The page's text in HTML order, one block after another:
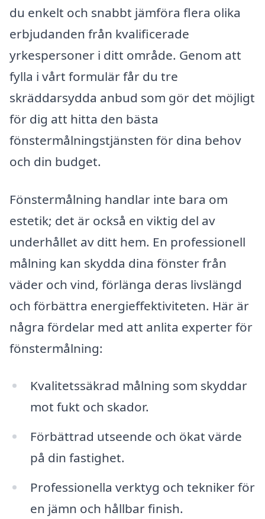
du enkelt och snabbt jämföra flera olika
erbjudanden från kvalificerade
yrkespersoner i ditt område. Genom att
fylla i vårt formulär får du tre
skräddarsydda anbud som gör det möjligt
för dig att hitta den bästa
fönstermålningstjänsten för dina behov
och din budget.
Fönstermålning handlar inte bara om
estetik; det är också en viktig del av
underhållet av ditt hem. En professionell
målning kan skydda dina fönster från
väder och vind, förlänga deras livslängd
och förbättra energieffektiviteten. Här är
några fördelar med att anlita experter för
fönstermålning:
Kvalitetssäkrad målning som skyddar
mot fukt och skador.
Förbättrad utseende och ökat värde
på din fastighet.
Professionella verktyg och tekniker för
en jämn och hållbar finish.